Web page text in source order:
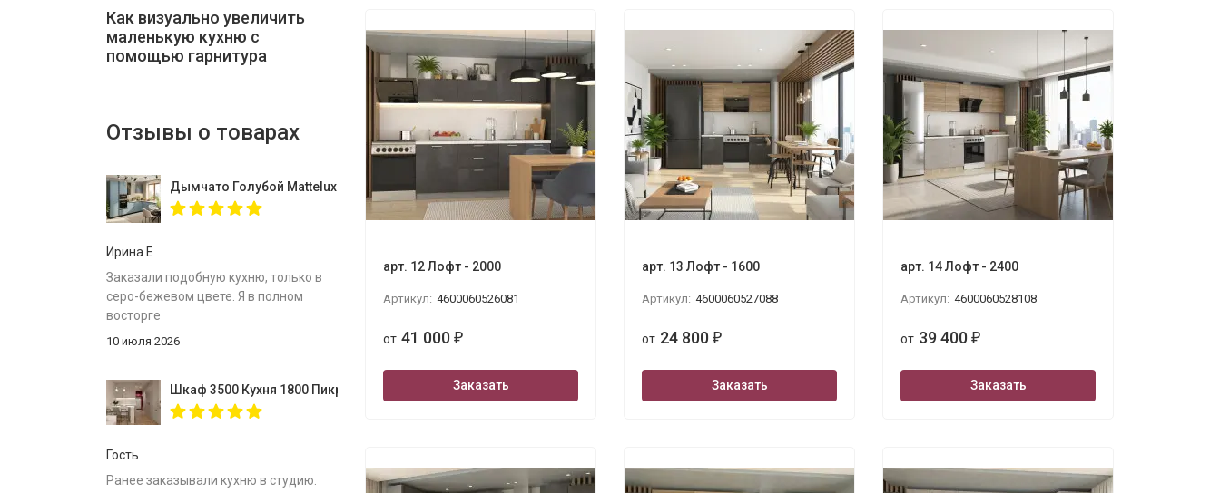
арт. 12 Лофт - 2000
Артикул: 4600060526081
от 41 000 ₽
Заказать
арт. 13 Лофт - 1600
Артикул: 4600060527088
от 24 800 ₽
Заказать
арт. 14 Лофт - 2400
Артикул: 4600060528108
от 39 400 ₽
Заказать
Как визуально увеличить
маленькую кухню с
помощью гарнитура
Отзывы о товарах
Дымчато Голубой Mattelux профиль Gola 3280х2400
Ирина Е
Заказали подобную кухню, только в
серо-бежевом цвете. Я в полном
восторге
10 июля 2026
Шкаф 3500 Кухня 1800 Пикрит
Гость
Ранее заказывали кухню в студию.